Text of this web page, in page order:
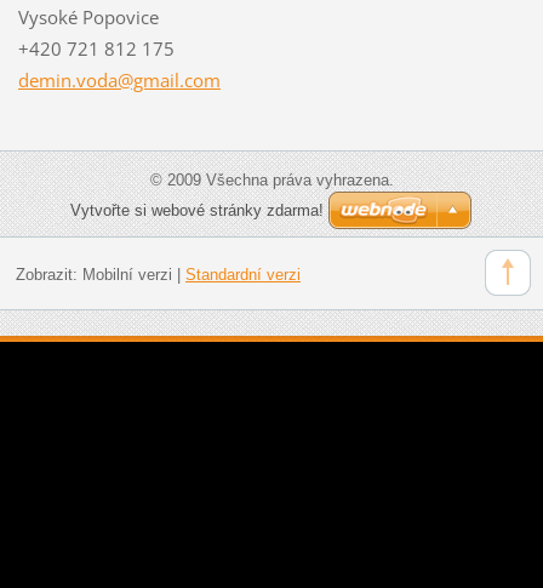
Vysoké Popovice
+420 721 812 175
demin.voda@gmail.com
© 2009 Všechna práva vyhrazena.
Vytvořte si webové stránky zdarma!
Zobrazit: Mobilní verzi | Standardní verzi